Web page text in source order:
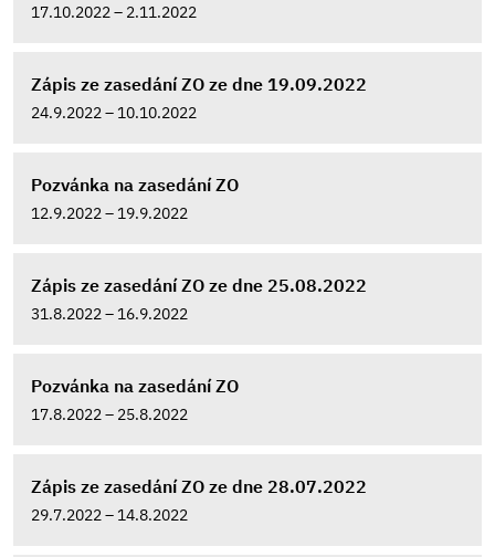
17.10.2022 – 2.11.2022
Zápis ze zasedání ZO ze dne 19.09.2022
24.9.2022 – 10.10.2022
Pozvánka na zasedání ZO
12.9.2022 – 19.9.2022
Zápis ze zasedání ZO ze dne 25.08.2022
31.8.2022 – 16.9.2022
Pozvánka na zasedání ZO
17.8.2022 – 25.8.2022
Zápis ze zasedání ZO ze dne 28.07.2022
29.7.2022 – 14.8.2022